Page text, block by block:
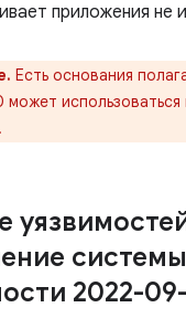
приложения не
Есть основания
использоваться
системы
2022-